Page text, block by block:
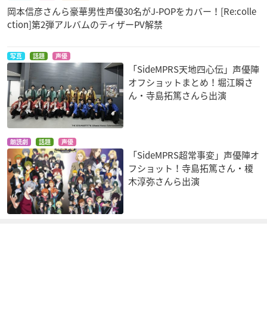
岡本信彦さんら豪華男性声優30名がJ-POPをカバー！[Re:colle
ction]第2弾アルバムのティザーPV解禁
写真 話題 声優
「SideMPRS天地四心伝」声優陣
オフショットまとめ！堀江瞬さ
ん・寺島拓篤さんら出演
朗読劇 話題 声優
「SideMPRS超常事変」声優陣オ
フショット！寺島拓篤さん・榎
木淳弥さんら出演